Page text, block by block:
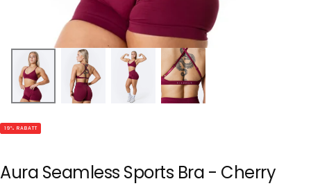
19% RABATT
Aura Seamless Sports Bra - Cherry